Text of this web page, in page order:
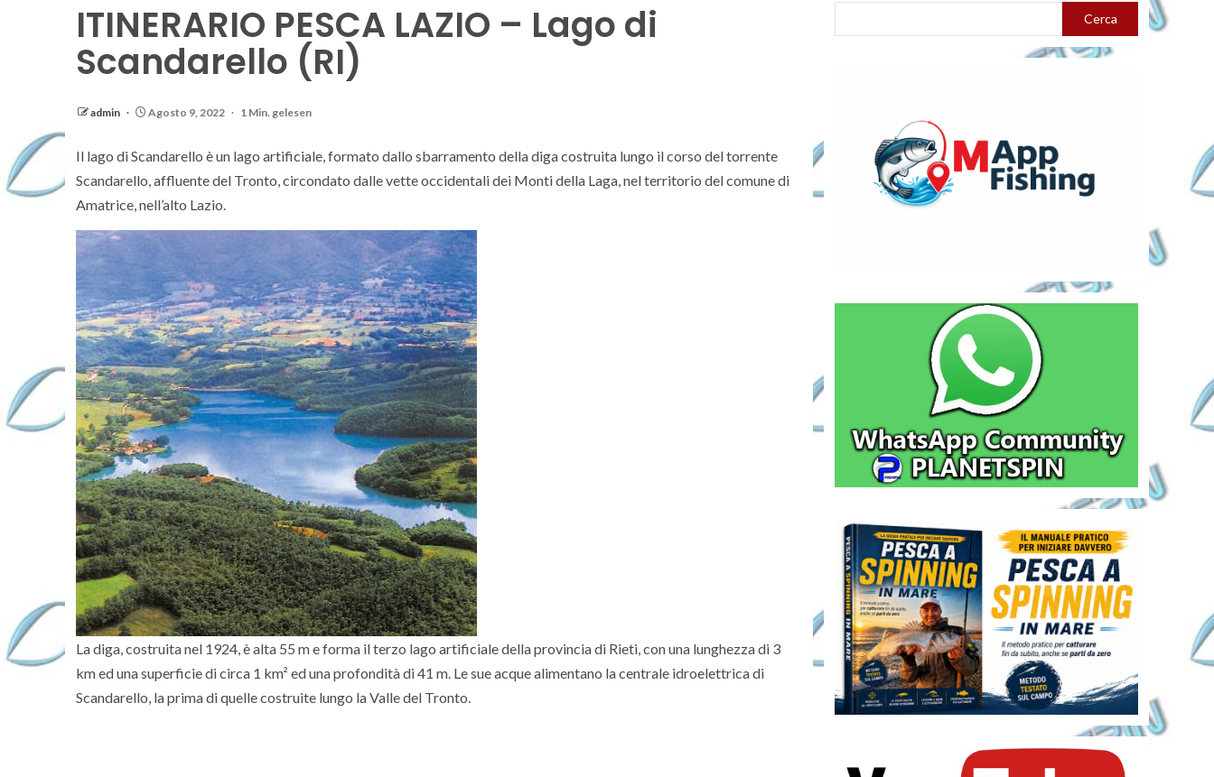
ITINERARIO PESCA LAZIO – Lago di
Scandarello (RI)
admin Agosto 9, 2022 1 Min. gelesen
Il lago di Scandarello è un lago artificiale, formato dallo sbarramento della diga costruita lungo il corso del torrente
Scandarello, affluente del Tronto, circondato dalle vette occidentali dei Monti della Laga, nel territorio del comune di
Amatrice, nell’alto Lazio.
La diga, costruita nel 1924, è alta 55 m e forma il terzo lago artificiale della provincia di Rieti, con una lunghezza di 3
km ed una superficie di circa 1 km² ed una profondità di 41 m. Le sue acque alimentano la centrale idroelettrica di
Scandarello, la prima di quelle costruite lungo la Valle del Tronto.
Cerca